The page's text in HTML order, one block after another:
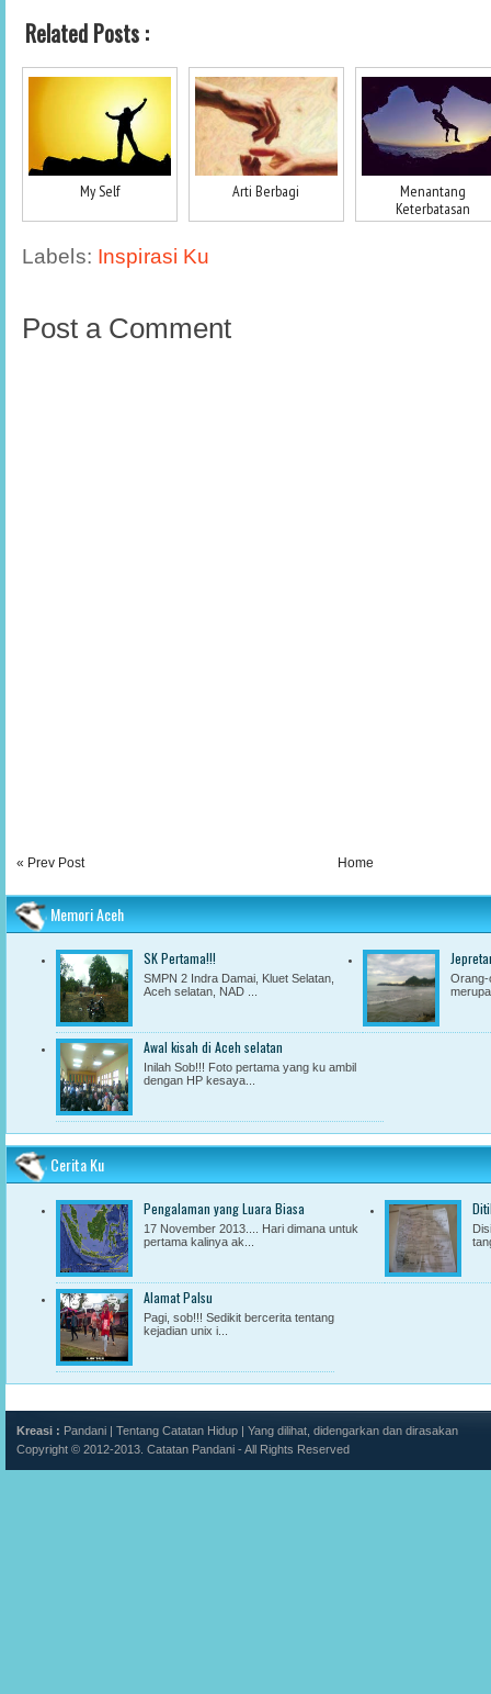
Related Posts :
My Self Arti Berbagi
Menantang
Keterbatasan
Labels: Inspirasi Ku
Post a Comment
« Prev Post Home
Memori Aceh
SK Pertama!!!
SMPN 2 Indra Damai, Kluet Selatan,
Aceh selatan, NAD ...
Orang-
Awal kisah di Aceh selatan
Inilah Sob!!! Foto pertama yang ku ambil
dengan HP kesaya...
Cerita Ku
Pengalaman yang Luara Biasa
17 November 2013.... Hari dimana untuk
pertama kalinya ak...
Alamat Palsu
Pagi, sob!!! Sedikit bercerita tentang
kejadian unix i...
Kreasi : Pandani Tentang Catatan Hidup
Yang dilihat, didengarkan dan dirasakan
Copyright © 2012-2013. Catatan Pandani - All Rights Reserved